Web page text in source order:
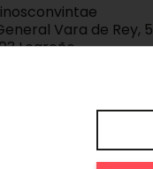
Vara de Rey, 5
Logroño